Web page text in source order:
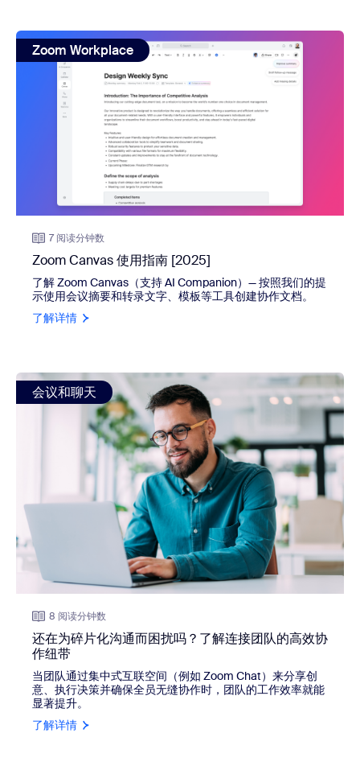
view: Zoom Canvas 使用指南 [2025]
Zoom Workplace
7 阅读分钟数
Zoom Canvas 使用指南 [2025]
了解 Zoom Canvas（支持 AI Companion） —按照我们的提
示使用会议摘要和转录文字、模板等工具创建协作文档。
了解详情
view: 还在为碎片化沟通而困扰吗？了解连接团队的高效协
会议和聊天
8 阅读分钟数
还在为碎片化沟通而困扰吗？了解连接团队的高效协
作纽带
当团队通过集中式互联空间（例如 Zoom Chat）来分享创
意、执行决策并确保全员无缝协作时，团队的工作效率就能
显著提升。
了解详情